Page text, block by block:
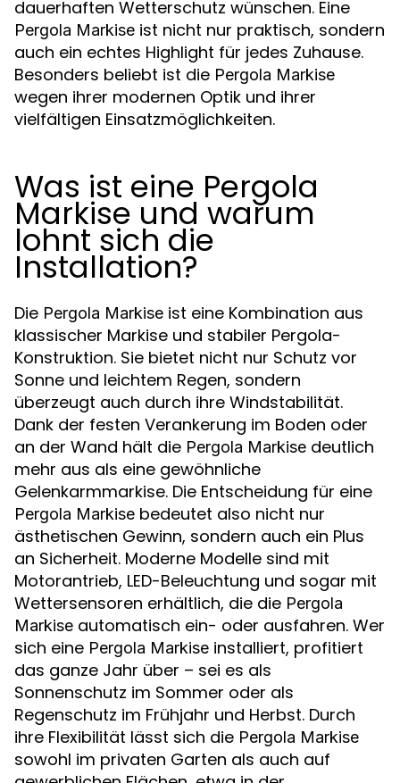
dauerhaften Wetterschutz wünschen. Eine
Pergola Markise ist nicht nur praktisch, sondern
auch ein echtes Highlight für jedes Zuhause.
Besonders beliebt ist die Pergola Markise
wegen ihrer modernen Optik und ihrer
vielfältigen Einsatzmöglichkeiten.
Was ist eine Pergola
Markise und warum
lohnt sich die
Installation?
Die Pergola Markise ist eine Kombination aus
klassischer Markise und stabiler Pergola-
Konstruktion. Sie bietet nicht nur Schutz vor
Sonne und leichtem Regen, sondern
überzeugt auch durch ihre Windstabilität.
Dank der festen Verankerung im Boden oder
an der Wand hält die Pergola Markise deutlich
mehr aus als eine gewöhnliche
Gelenkarmmarkise. Die Entscheidung für eine
Pergola Markise bedeutet also nicht nur
ästhetischen Gewinn, sondern auch ein Plus
an Sicherheit. Moderne Modelle sind mit
Motorantrieb, LED-Beleuchtung und sogar mit
Wettersensoren erhältlich, die die Pergola
Markise automatisch ein- oder ausfahren. Wer
sich eine Pergola Markise installiert, profitiert
das ganze Jahr über – sei es als
Sonnenschutz im Sommer oder als
Regenschutz im Frühjahr und Herbst. Durch
ihre Flexibilität lässt sich die Pergola Markise
sowohl im privaten Garten als auch auf